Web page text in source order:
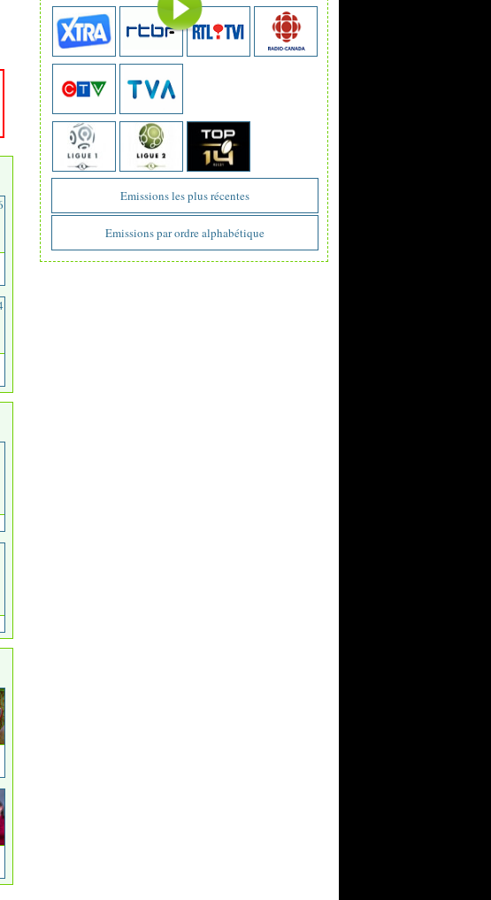
Emissions les plus récentes
Emissions par ordre alphabétique